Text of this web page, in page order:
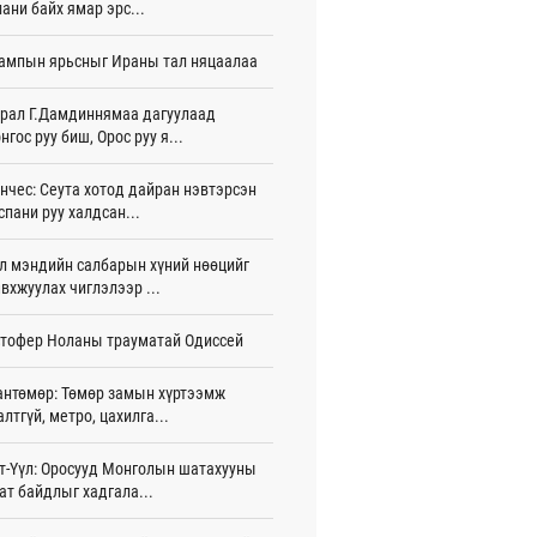
бэлтгэлээ хангаж байна
цаг 17 мин
өөрчлөгдсөөр байна
цаг 32 мин
15-наас улсын дугаарын тэгш,
хорооллын арын замыг өнөөдөр
цагаас хаана
цаг 26 мин
дизель түлшний онцгой албан
тэглэлээ
15 цаг 58 мин
гүнж Евгени гурав дахь хүүхдээ
авлаа
15 цаг 50 мин
байх ямар эрс...
ярьсныг Ираны тал няцаалаа
Г.Дамдиннямаа дагуулаад
руу биш, Орос руу я...
Сеута хотод дайран нэвтэрсэн
руу халдсан...
мэндийн салбарын хүний нөөцийг
чиглэлээр ...
Ноланы трауматай Одиссей
Төмөр замын хүртээмж
метро, цахилга...
Үүл: Оросууд Монголын шатахууны
байдлыг хадгала...